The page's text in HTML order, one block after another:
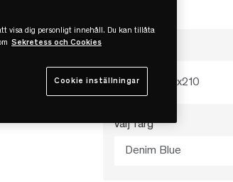
150x210
Välj färg
Denim Blue
visa dig personligt innehåll. Du kan tillåta
Sekretess och Cookies
Cookie inställningar